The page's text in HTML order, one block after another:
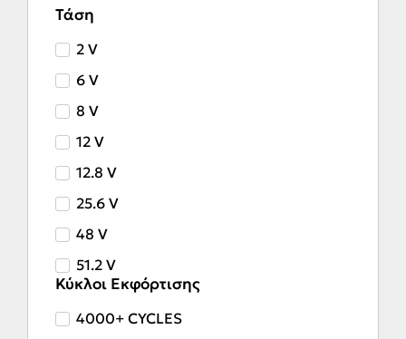
Τάση
2 V
6 V
8 V
12 V
12.8 V
25.6 V
48 V
51.2 V
Κύκλοι Εκφόρτισης
4000+ CYCLES